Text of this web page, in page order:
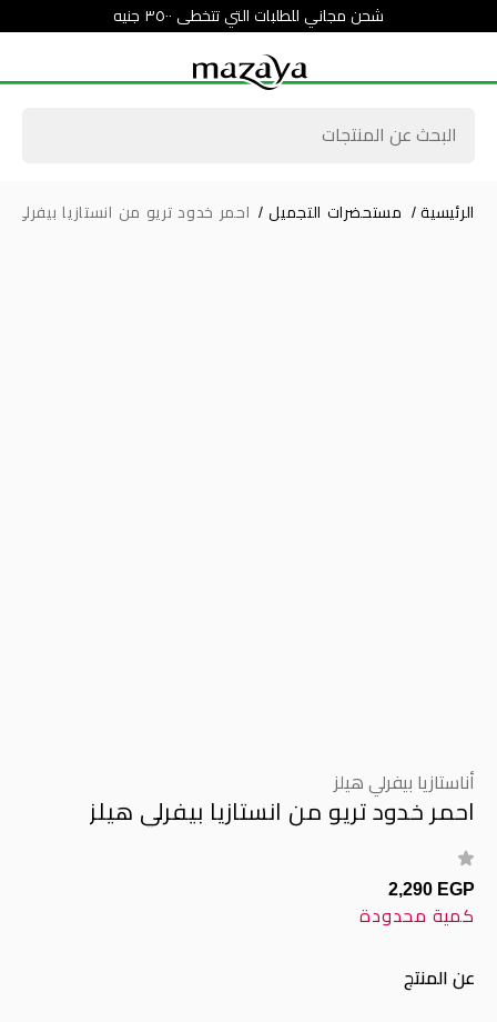
شحن مجاني للطلبات التي تتخطى ٣٥٠٠ جنيه
الرئيسية / مستحضرات التجميل / احمر خدود تريو من انستازيا بيفرلي
أناستازيا بيفرلي هيلز
احمر خدود تريو من انستازيا بيفرلي هيلز
2,290 EGP
كمية محدودة
عن المنتج